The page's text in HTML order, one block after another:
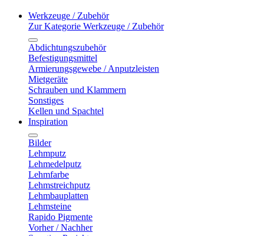
Werkzeuge / Zubehör
Zur Kategorie Werkzeuge / Zubehör
Abdichtungszubehör
Befestigungsmittel
Armierungsgewebe / Anputzleisten
Mietgeräte
Schrauben und Klammern
Sonstiges
Kellen und Spachtel
Inspiration
Bilder
Lehmputz
Lehmedelputz
Lehmfarbe
Lehmstreichputz
Lehmbauplatten
Lehmsteine
Rapido Pigmente
Vorher / Nachher